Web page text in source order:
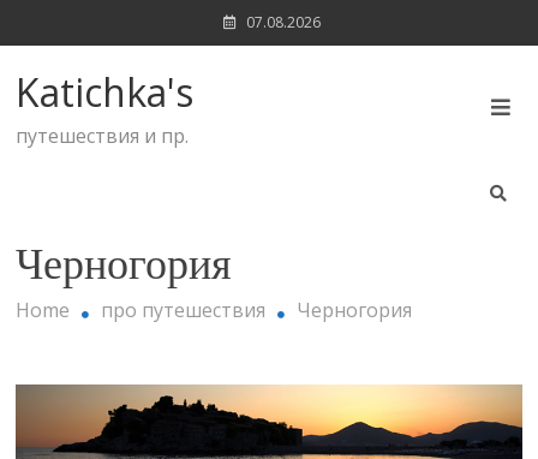
to
07.08.2026
Katichka's
путешествия и пр.
Черногория
Home про путешествия Черногория